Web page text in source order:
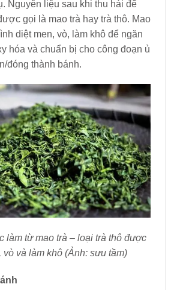
Nguyên liệu sau khi thu hái để
gọi là mao trà hay trà thô. Mao
diệt men, vò, làm khô để ngăn
hóa và chuẩn bị cho công đoạn ủ
đóng thành bánh.
làm từ mao trà – loại trà thô được
vò và làm khô (Ảnh: sưu tầm)